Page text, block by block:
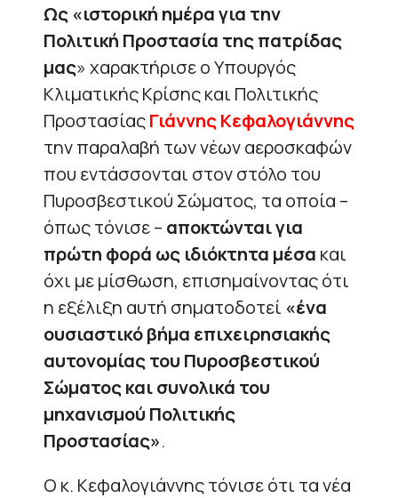
Ως «ιστορική ημέρα για την
Πολιτική Προστασία της πατρίδας
μας» χαρακτήρισε ο Υπουργός
Κλιματικής Κρίσης και Πολιτικής
ΠροστασίαςΓιάννης Κεφαλογιάννης
την παραλαβή των νέων αεροσκαφών
που εντάσσονται στον στόλο του
Πυροσβεστικού Σώματος, τα οποία –
όπως τόνισε – αποκτώνται για
πρώτη φορά ως ιδιόκτητα μέσα και
όχι με μίσθωση, επισημαίνοντας ότι
η εξέλιξη αυτή σηματοδοτεί «ένα
ουσιαστικό βήμα επιχειρησιακής
αυτονομίας του Πυροσβεστικού
Σώματος και συνολικά του
μηχανισμού Πολιτικής
Προστασίας».
Ο κ. Κεφαλογιάννης τόνισε ότι τα νέα